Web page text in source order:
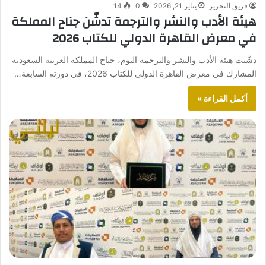
فريق التحرير يناير 21, 2026 0
14
هيئة الأدب والنشر والترجمة تدشّن جناح المملكة
في معرض القاهرة الدولي للكتاب 2026
دشّنت هيئة الأدب والنشر والترجمة اليوم، جناح المملكة العربية السعودية
المشارك في معرض القاهرة الدولي للكتاب 2026، في دورته السابعة…
أكمل القراءة »